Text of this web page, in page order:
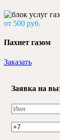
от 500 руб.
Пахнет газом
Заказать
Заявка на